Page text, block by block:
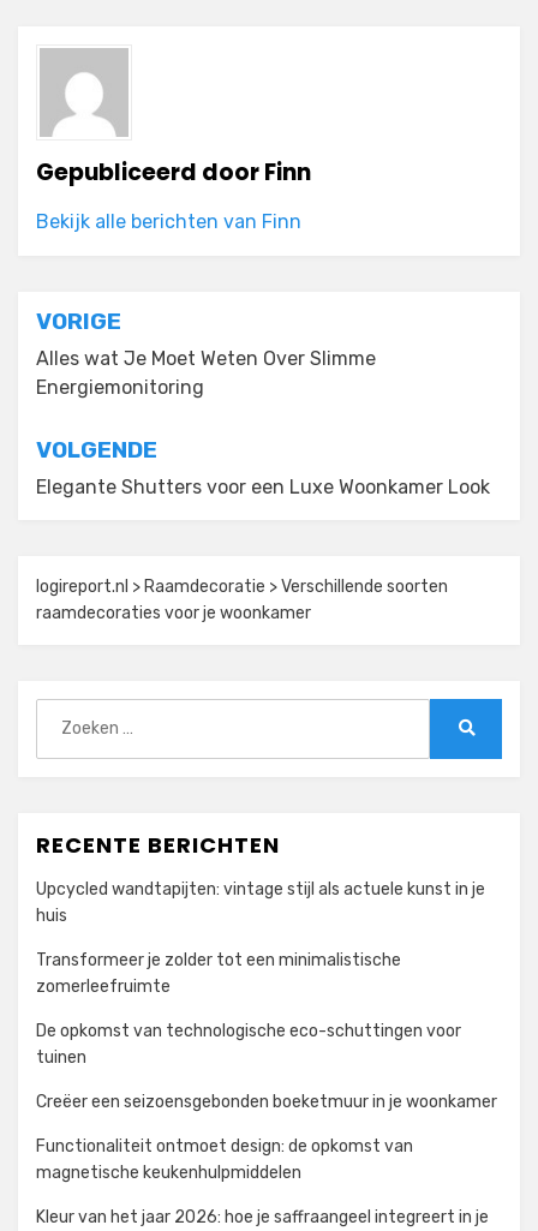
Gepubliceerd doorFinn
Bekijk alle berichten van Finn
Bericht
navigatie
VORIGE
Alles wat Je Moet Weten Over Slimme
Energiemonitoring
VOLGENDE
Elegante Shutters voor een Luxe Woonkamer Look
logireport.nl > Raamdecoratie >Verschillende soorten
raamdecoraties voor je woonkamer
naar:
RECENTE BERICHTEN
Upcycled wandtapijten: vintage stijl als actuele kunst in je
huis
Transformeer je zolder tot een minimalistische
zomerleefruimte
De opkomst van technologische eco-schuttingen voor
tuinen
Creëer een seizoensgebonden boeketmuur in je woonkamer
Functionaliteit ontmoet design: de opkomst van
magnetische keukenhulpmiddelen
Kleur van het jaar 2026: hoe je saffraangeel integreert in je